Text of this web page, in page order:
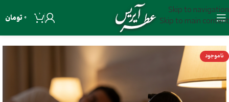
Skip to navigation
Skip to main content
0
0تومان
ناموجود